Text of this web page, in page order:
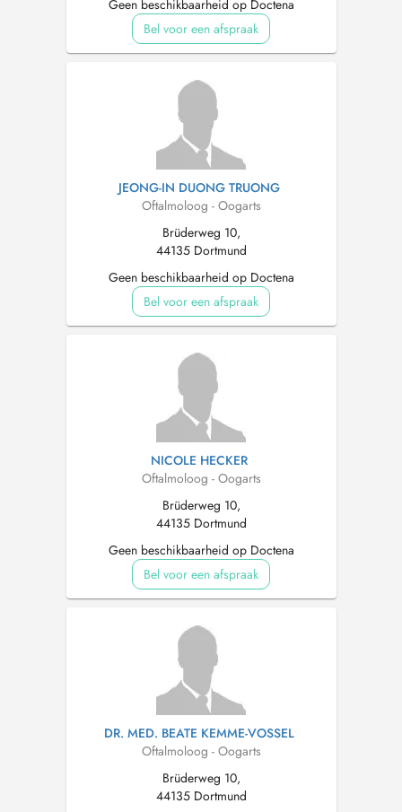
Geen beschikbaarheid op Doctena
Bel voor een afspraak
JEONG-IN DUONG TRUONG
Oftalmoloog - Oogarts
Brüderweg 10,
44135 Dortmund
Geen beschikbaarheid op Doctena
Bel voor een afspraak
NICOLE HECKER
Oftalmoloog - Oogarts
Brüderweg 10,
44135 Dortmund
Geen beschikbaarheid op Doctena
Bel voor een afspraak
DR. MED. BEATE KEMME-VOSSEL
Oftalmoloog - Oogarts
Brüderweg 10,
44135 Dortmund